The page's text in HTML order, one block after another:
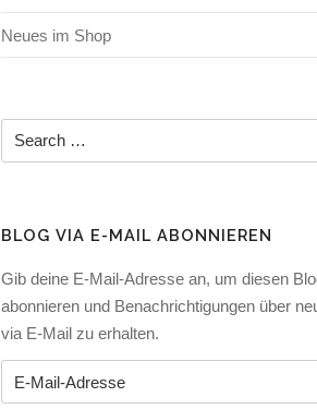
Neues im Shop
Search for:
BLOG VIA E-MAIL ABONNIEREN
Gib deine E-Mail-Adresse an, um diesen
abonnieren und Benachrichtigungen über
via E-Mail zu erhalten.
E-Mail-Adresse